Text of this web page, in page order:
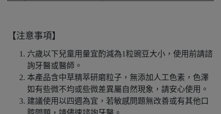
【注意事項】
六歲以下兒童用量宜酌減為1粒豌豆大小，使用前請諮
詢牙醫或醫師。
本產品含中草精萃研磨粒子，無添加人工色素，色澤
如有些微不均或些微差異屬自然現象，請安心使用。
建議使用以四週為宜，若敏感問題無改善或有其他口